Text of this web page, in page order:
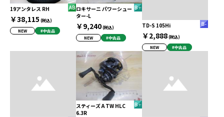
19アンタレス RH
￥38,115 (税込)
NEW
#中古品
ロキサーニ パワーシュー
ター-L
￥9,240(税込)
NEW
#中古品
TD-S 105Hi
￥2,888(税込)
NEW
#中古品
スティーズ A TW HLC
6.3R